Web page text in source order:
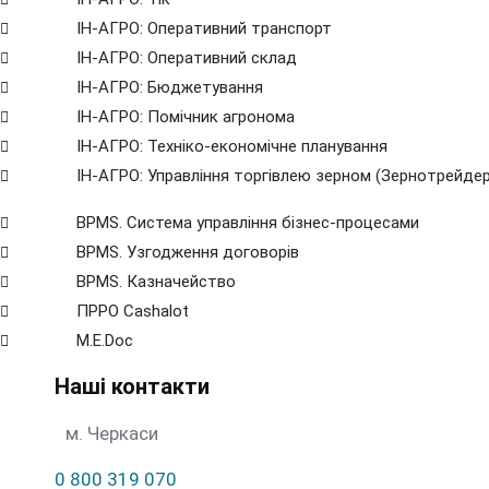
ІН-АГРО: Оперативний транспорт
ІН-АГРО: Оперативний склад
ІН-АГРО: Бюджетування
ІН-АГРО: Помічник агронома
ІН-АГРО: Техніко-економічне планування
ІН-АГРО: Управління торгівлею зерном
BPMS. Система управління бізнес-процесами
BPМS. Узгодження договорів
BPМS. Казначейство
ПРРО Cashalot
M.E.Doc
Наші контакти
м. Черкаси
0 800 319 070